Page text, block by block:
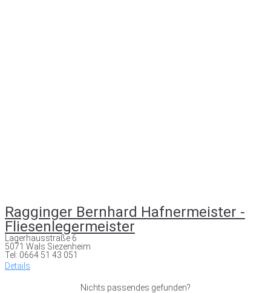
Ragginger Bernhard Hafnermeister -
Fliesenlegermeister
Lagerhausstraße 6
5071 Wals Siezenheim
Tel: 0664 51 43 051
Details
Nichts passendes gefunden?